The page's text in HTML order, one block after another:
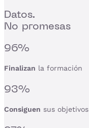
Datos.
No promesas
96%
Finalizan la formación
93%
Consiguen sus objetivos